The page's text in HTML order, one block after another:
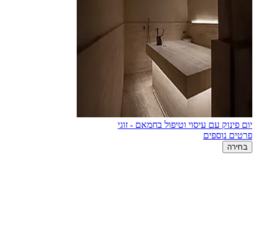
יום פינוק עם עיסוי וטיפול בחמאם - זוגי
פרטים נוספים
בחירה